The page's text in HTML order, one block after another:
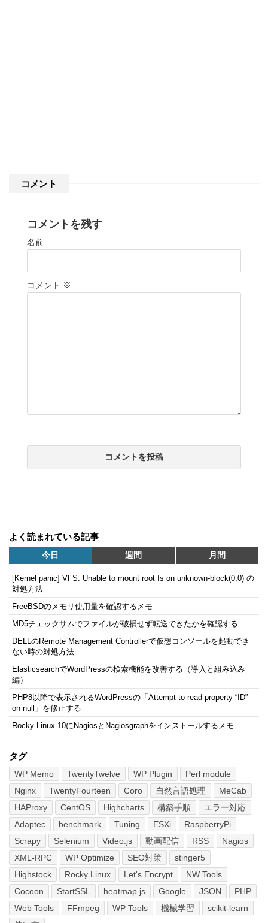
コメント
コメントを残す
名前
コメント ※
よく読まれている記事
今日 週間 月間
[Kernel panic] VFS: Unable to mount root fs on unknown-block(0,0) の
対処方法
FreeBSDのメモリ使用量を確認するメモ
MD5チェックサムでファイルが破損せず転送できたかを確認する
DELLのRemote Management Controllerで仮想コンソールを起動でき
ない時の対処方法
ElasticsearchでWordPressの検索機能を改善する（導入と組み込み
編）
PHP8以降で表示されるWordPressの「Attempt to read property “ID”
on null」を修正する
Rocky Linux 10にNagiosとNagiosgraphをインストールするメモ
タグ
WP Memo TwentyTwelve WP Plugin
Perl module
Nginx
TwentyFourteen Coro 自然言語処理
MeCab
HAProxy
CentOS Highcharts 構築手順
エラー対応
Adaptec
benchmark Tuning ESXi
RaspberryPi
Scrapy
Selenium Video.js 動画配信 RSS
Nagios
XML-RPC
WP Optimize SEO対策
stinger5
Highstock
Rocky Linux Let's Encrypt
NW Tools
Cocoon
StartSSL heatmap.js Google JSON
PHP
Web Tools
FFmpeg WP Tools 機械学習
scikit-learn